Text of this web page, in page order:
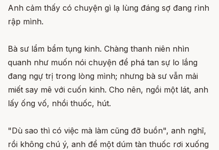
Anh cảm thấy có chuyện gì lạ lùng đáng sợ đang rình
rập mình.
Bà sư lẩm bẩm tụng kinh. Chàng thanh niên nhìn
quanh như muốn nói chuyện để phá tan sự lo lắng
đang ngự trị trong lòng mình; nhưng bà sư vẫn mải
miết say mê với cuốn kinh. Cho nên, ngồi một lát, anh
lấy ống vố, nhồi thuốc, hút.
"Dù sao thì có việc mà làm cũng đỡ buồn", anh nghĩ,
rồi không chú ý, anh để một dúm tàn thuốc rơi xuống